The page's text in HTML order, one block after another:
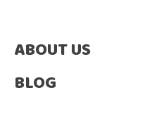
ABOUT US
BLOG